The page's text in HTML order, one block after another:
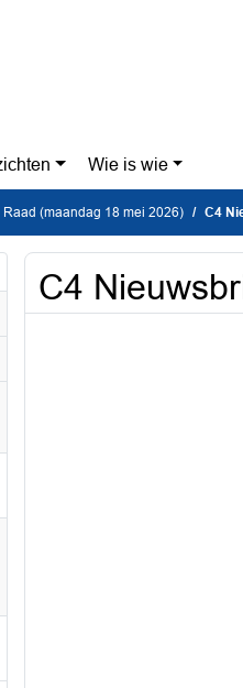
Wie is wie
Raad (maandag 18 mei 2026) C4
C4